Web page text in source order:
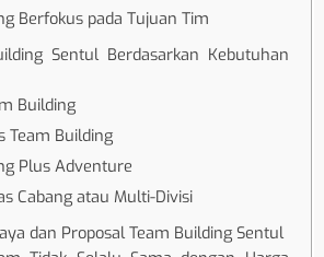
Berfokus pada Tujuan Tim
Sentul Berdasarkan Kebutuhan
Building
Team Building
Plus Adventure
Cabang atau Multi-Divisi
dan Proposal Team Building Sentul